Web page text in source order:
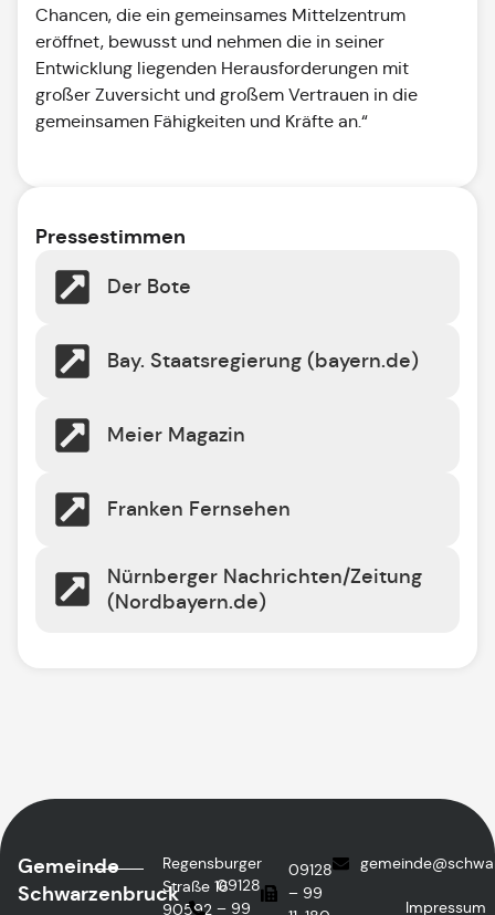
Chancen, die ein gemeinsames Mittelzentrum
eröffnet, bewusst und nehmen die in seiner
Entwicklung liegenden Herausforderungen mit
großer Zuversicht und großem Vertrauen in die
gemeinsamen Fähigkeiten und Kräfte an.“
Pressestimmen
Der Bote
Bay. Staatsregierung (bayern.de)
Meier Magazin
Franken Fernsehen
Nürnberger Nachrichten/Zeitung
(Nordbayern.de)
Gemeinde
Schwarzenbruck
Regensburger
Straße 16
90592
09128
– 99
09128
– 99
Impressum